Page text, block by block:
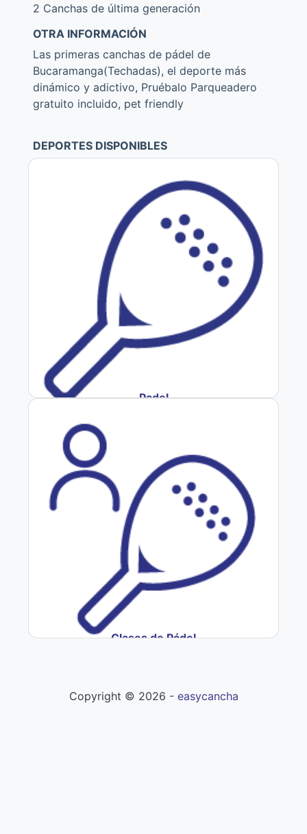
2 Canchas de última generación
OTRA INFORMACIÓN
Las primeras canchas de pádel de
Bucaramanga(Techadas), el deporte más
dinámico y adictivo, Pruébalo Parqueadero
gratuito incluido, pet friendly
DEPORTES DISPONIBLES
Padel
Clases de Pádel
Copyright © 2026 - easycancha